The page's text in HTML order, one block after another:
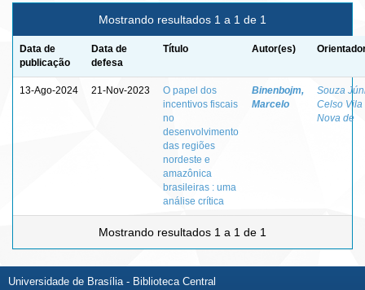
Mostrando resultados 1 a 1 de 1
Data de
publicação
Data de
defesa
Título Autor(es)
13-Ago-2024 21-Nov-2023
O papel dos
incentivos fiscais
no
desenvolvimento
das regiões
nordeste e
amazônica
brasileiras : uma
análise crítica
Binenbojm,
Marcelo
Souza
Celso Vila
Nova de
Mostrando resultados 1 a 1 de 1
Universidade de Brasília - Biblioteca Central